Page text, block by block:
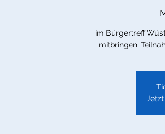
im Bürgertreff
mitbringen.